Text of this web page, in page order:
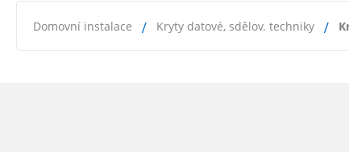
Domovní instalace Kryty datové, sdělov. techniky